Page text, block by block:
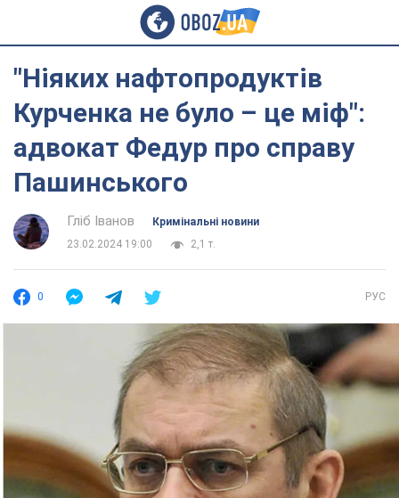
"Ніяких нафтопродуктів
Курченка не було – це міф":
адвокат Федур про справу
Пашинського
Гліб Іванов
Кримінальні новини
23.02.2024 19:00
2,1 т.
0 РУС